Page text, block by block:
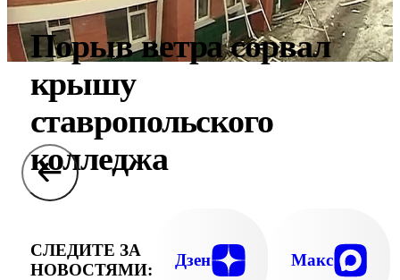
Порыв ветра сорвал
крышу
ставропольского
колледжа
СЛЕДИТЕ ЗА
НОВОСТЯМИ:
Дзен Макс